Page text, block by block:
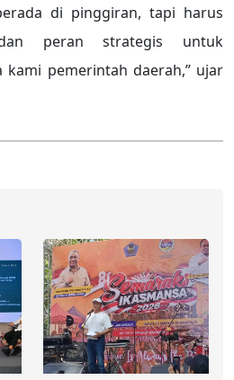
di pinggiran, tapi harus
peran strategis untuk
kami pemerintah daerah,” ujar